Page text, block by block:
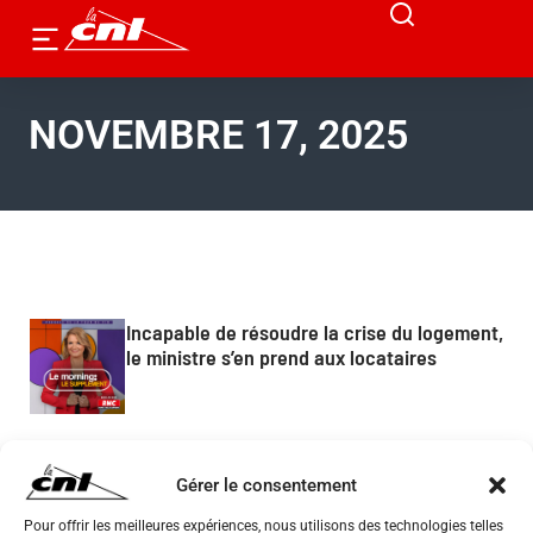
Gérer le consentement
Pour offrir les meilleures expériences, nous utilisons des technologies telles
NOVEMBRE 17, 2025
Incapable de résoudre la crise du logement,
le ministre s’en prend aux locataires